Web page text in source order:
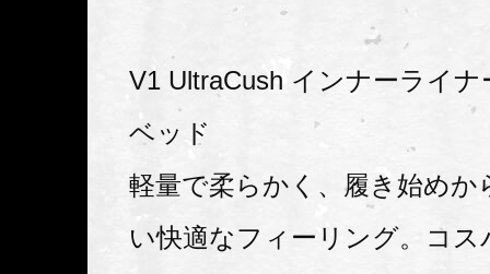
V1 UltraCush インナーライ
ベッド
軽量で柔らかく、履き始めか
い快適なフィーリング。コス